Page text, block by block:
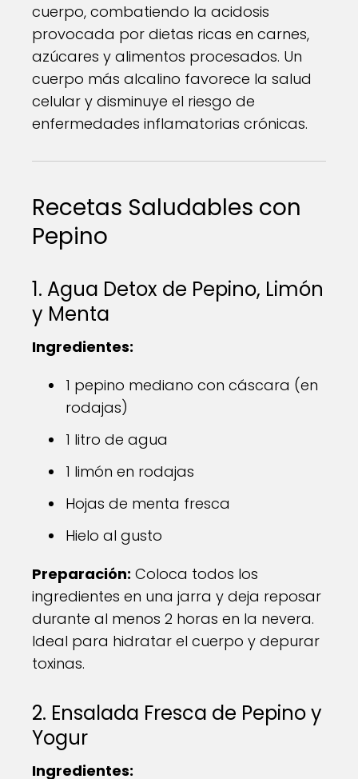
cuerpo, combatiendo la acidosis
provocada por dietas ricas en carnes,
azúcares y alimentos procesados. Un
cuerpo más alcalino favorece la salud
celular y disminuye el riesgo de
enfermedades inflamatorias crónicas.
Recetas Saludables con
Pepino
1. Agua Detox de Pepino, Limón
y Menta
Ingredientes:
1 pepino mediano con cáscara (en
rodajas)
1 litro de agua
1 limón en rodajas
Hojas de menta fresca
Hielo al gusto
Preparación: Coloca todos los
ingredientes en una jarra y deja reposar
durante al menos 2 horas en la nevera.
Ideal para hidratar el cuerpo y depurar
toxinas.
2. Ensalada Fresca de Pepino y
Yogur
Ingredientes: